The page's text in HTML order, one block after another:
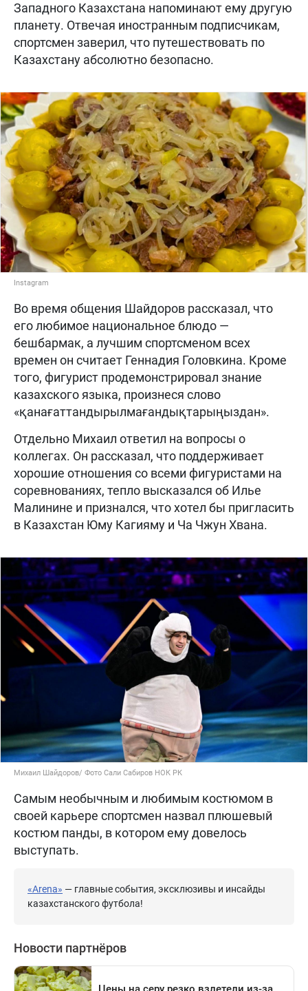
Западного Казахстана напоминают ему другую
планету. Отвечая иностранным подписчикам,
спортсмен заверил, что путешествовать по
Казахстану абсолютно безопасно.
Instagram
Во время общения Шайдоров рассказал, что
его любимое национальное блюдо —
бешбармак, а лучшим спортсменом всех
времен он считает Геннадия Головкина. Кроме
того, фигурист продемонстрировал знание
казахского языка, произнеся слово
«қанағаттандырылмағандықтарыңыздан».
Отдельно Михаил ответил на вопросы о
коллегах. Он рассказал, что поддерживает
хорошие отношения со всеми фигуристами на
соревнованиях, тепло высказался об Илье
Малинине и признался, что хотел бы пригласить
в Казахстан Юму Кагияму и Ча Чжун Хвана.
Михаил Шайдоров/ Фото Сали Сабиров НОК РК
Самым необычным и любимым костюмом в
своей карьере спортсмен назвал плюшевый
костюм панды, в котором ему довелось
выступать.
«Arena» — главные события, эксклюзивы и инсайды
казахстанского футбола!